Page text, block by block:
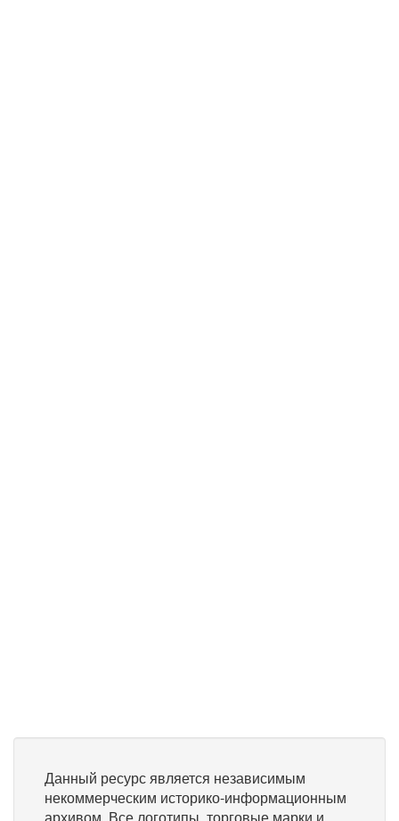
Данный ресурс является независимым
некоммерческим историко-информационным
архивом. Все логотипы, торговые марки и